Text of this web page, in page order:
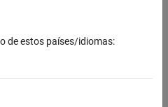
de estos países/idiomas: